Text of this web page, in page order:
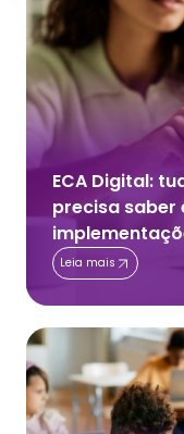
ECA Digital:
precisa saber
Leia mais